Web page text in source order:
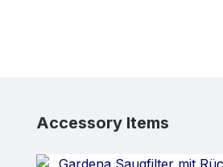
Produktgalerie überspringen
Accessory Items